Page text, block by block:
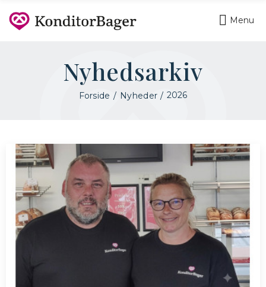
Menu
Nyhedsarkiv
Forside Nyheder 2026